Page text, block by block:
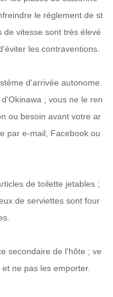
le règlement de st
vitesse sont très élevé
les contraventions.
d'arrivée autonome.
; vous ne le ren
ou besoin avant votre ar
par e-mail, Facebook ou
de toilette jetables ;
de serviettes sont four
secondaire de l'hôte ; ve
ne pas les emporter.